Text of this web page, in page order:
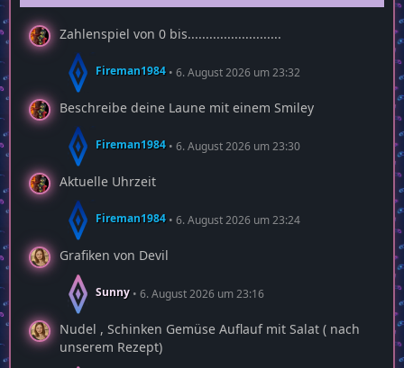
Zahlenspiel von 0 bis..........................
Fireman1984 6. August 2026 um 23:32
Beschreibe deine Laune mit einem Smiley
Fireman1984 6. August 2026 um 23:30
Aktuelle Uhrzeit
Fireman1984 6. August 2026 um 23:24
Grafiken von Devil
Sunny 6. August 2026 um 23:16
Nudel , Schinken Gemüse Auflauf mit Salat ( nach
unserem Rezept)